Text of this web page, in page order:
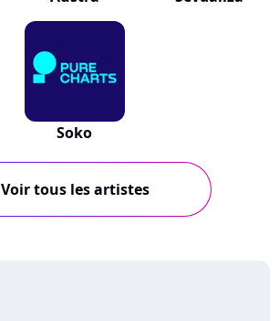
Soko
Voir tous les artistes